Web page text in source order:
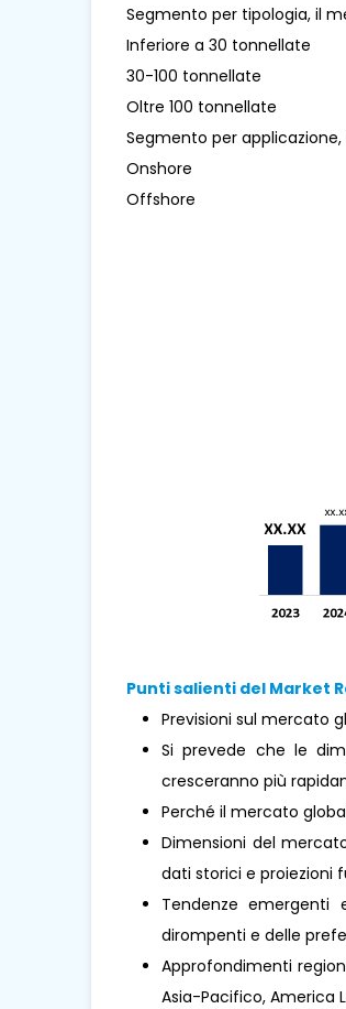
Segmento per tipologia, il
Inferiore a 30 tonnellate
30-100 tonnellate
Oltre 100 tonnellate
Segmento per
Onshore
Offshore
Punti salienti del Market
Previsioni sul mercato
Si prevede che le
cresceranno più
Perché il mercato
Dimensioni del
dati storici e proiezioni
Tendenze emergenti
dirompenti e delle
Approfondimenti
Asia-Pacifico, America